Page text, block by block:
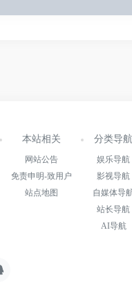
本站相关
网站公告
免责申明-致用户
站点地图
分类导航
娱乐导航
影视导航
自媒体导
站长导航
AI导航